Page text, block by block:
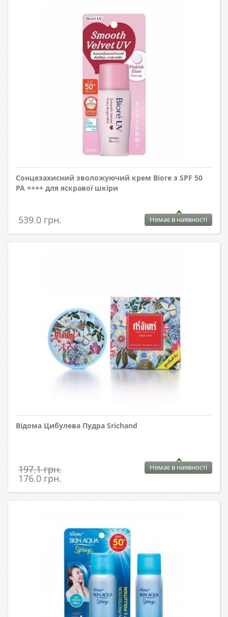
Сонцезахисний зволожуючий крем Biore з SPF 50
PA ++++ для яскравої шкіри
539.0 грн. Немає в наявності
Відома Цибулева Пудра Srichand
197.1 грн.
176.0 грн.
Немає в наявності